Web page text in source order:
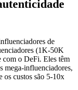
de
(1K-50K
com o DeFi. Eles têm
mega-influenciadores,
os custos são 5-10x